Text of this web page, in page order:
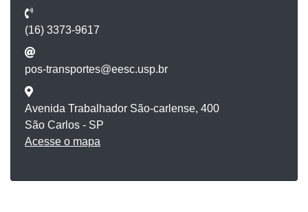
(16) 3373-9617
pos-transportes@eesc.usp.br
Avenida Trabalhador São-carlense, 400
São Carlos - SP
Acesse o mapa